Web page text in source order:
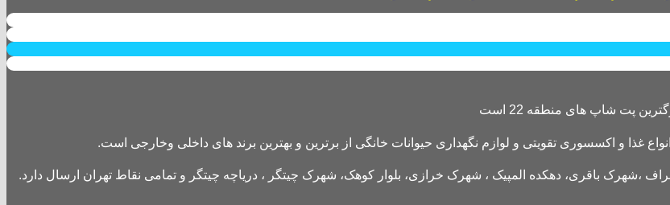
غذا و اکسسوری تقویتی و لوازم نگهداری حیوانات خانگی از برترین و بهترین برند های داخلی وخارجی است.